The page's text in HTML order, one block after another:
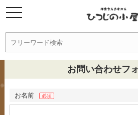
お問い合わせフ
お名前 必須